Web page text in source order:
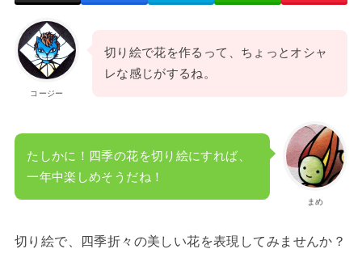
コージー
切り絵で花を作るって、ちょっとオシャ
レな感じがするね。
まめ
たしかに！四季の花を切り絵にすれば、
一年中楽しめそうだね！
切り絵で、四季折々の美しい花を表現してみませんか？